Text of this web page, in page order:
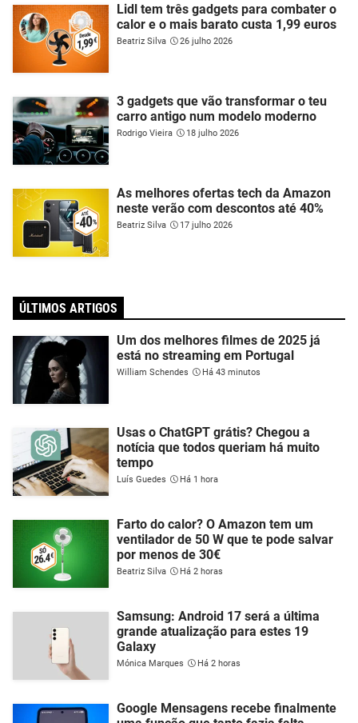
Lidl tem três gadgets para combater o
calor e o mais barato custa 1,99 euros
Beatriz Silva 26 julho 2026
3 gadgets que vão transformar o teu
carro antigo num modelo moderno
Rodrigo Vieira 18 julho 2026
As melhores ofertas tech da Amazon
neste verão com descontos até 40%
Beatriz Silva 17 julho 2026
ÚLTIMOS ARTIGOS
Um dos melhores filmes de 2025 já
está no streaming em Portugal
William Schendes Há 43 minutos
Usas o ChatGPT grátis? Chegou a
notícia que todos queriam há muito
tempo
Luís Guedes Há 1 hora
Farto do calor? O Amazon tem um
ventilador de 50 W que te pode salvar
por menos de 30€
Beatriz Silva Há 2 horas
Samsung: Android 17 será a última
grande atualização para estes 19
Galaxy
Mónica Marques Há 2 horas
Google Mensagens recebe finalmente